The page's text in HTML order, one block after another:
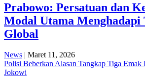
Prabowo: Persatuan dan
Modal Utama Menghadapi
Global
News | Maret 11, 2026
Polisi Beberkan Alasan Tangkap Tiga Emak
Jokowi